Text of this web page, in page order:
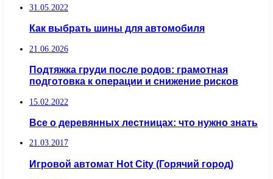
31.05.2022
Как выбрать шины для автомобиля
21.06.2026
Подтяжка груди после родов: грамотная
подготовка к операции и снижение рисков
15.02.2022
Все о деревянных лестницах: что нужно знать
21.03.2017
Игровой автомат Hot City (Горячий город)